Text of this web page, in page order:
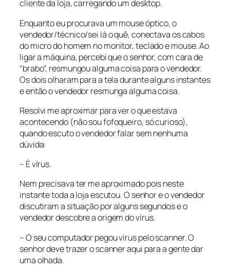
cliente da loja, carregando um desktop.
Enquanto eu procurava um mouse óptico, o
vendedor/técnico/sei lá o quê, conectava os cabos
do micro do homem no monitor, teclado e mouse. Ao
ligar a máquina, percebi que o senhor, com cara de
“brabo”, resmungou alguma coisa para o vendedor.
Os dois olharam para a tela durante alguns instantes
e então o vendedor resmunga alguma coisa.
Resolvi me aproximar para ver o que estava
acontecendo (não sou fofoqueiro, só curioso),
quando escuto o vendedor falar sem nenhuma
dúvida:
– É vírus.
Nem precisava ter me aproximado pois neste
instante toda a loja escutou. O senhor e o vendedor
discutiram a situação por alguns segundos e o
vendedor descobre a origem do vírus.
– O seu computador pegou vírus pelo scanner. O
senhor deve trazer o scanner aqui para a gente dar
uma olhada.